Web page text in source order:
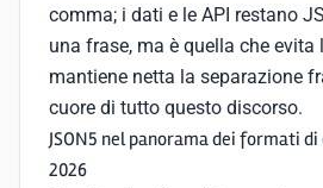
comma; i dati e le API restano
una frase, ma è quella che
mantiene netta la separazione
cuore di tutto questo discorso.
JSON5 nel panorama dei formati
2026